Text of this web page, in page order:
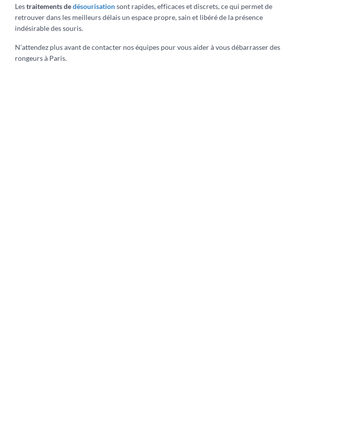
Lestraitements dedésourisationsont rapides, efficaces et discrets, ce qui permet de
retrouver dans les meilleurs délais un espace propre, sain et libéré de la présence
indésirable des souris.
N’attendez plus avant de contacter nos équipes pour vous aider à vous débarrasser des
rongeurs à Paris.